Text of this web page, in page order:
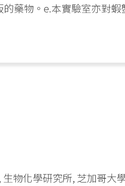
藥物。e.本實驗室亦對
物化學研究所, 芝加哥大